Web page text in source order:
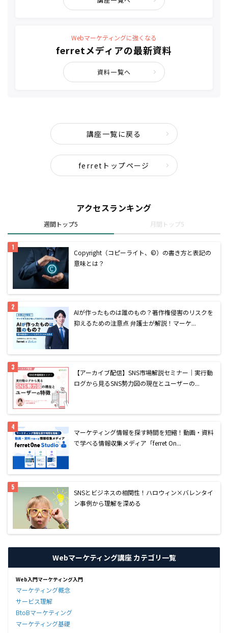
Webマーケティングに強くなる
ferretメディアの最新資料
資料一覧へ
講座一覧に戻る
ferretトップページ
アクセスランキング
週間トップ5 月間トップ5
Copyright（コピーライト、©）の書き方と表記の
意味とは？
AIが作ったものは誰のもの？著作権侵害のリスクを
抑えるための注意点 弁護士が解説！マーケ...
【アーカイブ配信】SNS市場解説セミナー｜実行動
ログから見るSNS勢力図の現在とユーザーの...
マーケティング情報を探す時間を短縮！動画・資料
で学べる情報収集メディア「ferret On...
SNSとビジネスの相関性！ハロウィン×バレンタイ
ン事例から理解を深める
Webマーケティング講座 カテゴリ一覧
Web入門マーケティング入門
マーケティング概念
サービス理解
BtoBマーケティング
マーケティング基礎